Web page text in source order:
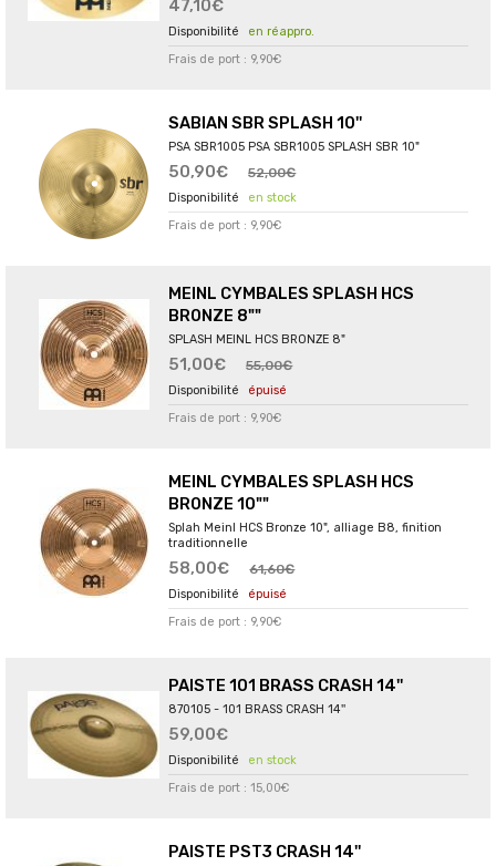
47,10€
en réappro.
Frais de port : 9,90€
SABIAN SBR SPLASH 10''
PSA SBR1005 PSA SBR1005 SPLASH SBR 10"
50,90€ 52,00€
en stock
Frais de port : 9,90€
MEINL CYMBALES SPLASH HCS
BRONZE 8""
SPLASH MEINL HCS BRONZE 8"
51,00€ 55,00€
épuisé
Frais de port : 9,90€
MEINL CYMBALES SPLASH HCS
BRONZE 10""
Splah Meinl HCS Bronze 10", alliage B8, finition
traditionnelle
58,00€ 61,60€
épuisé
Frais de port : 9,90€
PAISTE 101 BRASS CRASH 14''
870105 - 101 BRASS CRASH 14''
59,00€
en stock
Frais de port : 15,00€
PAISTE PST3 CRASH 14''